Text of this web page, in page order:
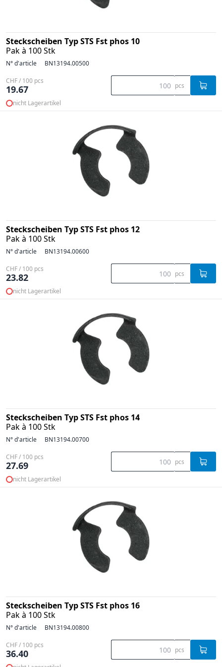
Steckscheiben Typ STS Fst phos 10
Pak à 100 Stk
N° d'article BN13194.00500
CHF / 100 pcs
19.67 pcs
nicht Lagerartikel
Steckscheiben Typ STS Fst phos 12
Pak à 100 Stk
N° d'article BN13194.00600
CHF / 100 pcs
23.82 pcs
nicht Lagerartikel
Steckscheiben Typ STS Fst phos 14
Pak à 100 Stk
N° d'article BN13194.00700
CHF / 100 pcs
27.69 pcs
nicht Lagerartikel
Steckscheiben Typ STS Fst phos 16
Pak à 100 Stk
N° d'article BN13194.00800
CHF / 100 pcs
36.40 pcs